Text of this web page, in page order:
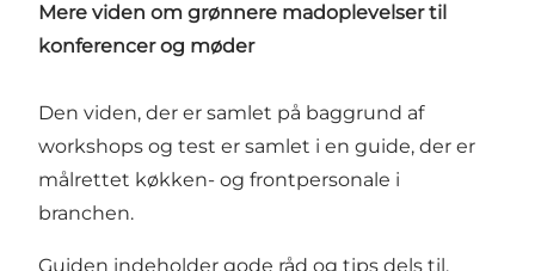
Mere viden om grønnere madoplevelser til
konferencer og møder
Den viden, der er samlet på baggrund af
workshops og test er samlet i en guide, der er
målrettet køkken- og frontpersonale i
branchen.
Guiden indeholder gode råd og tips dels til,